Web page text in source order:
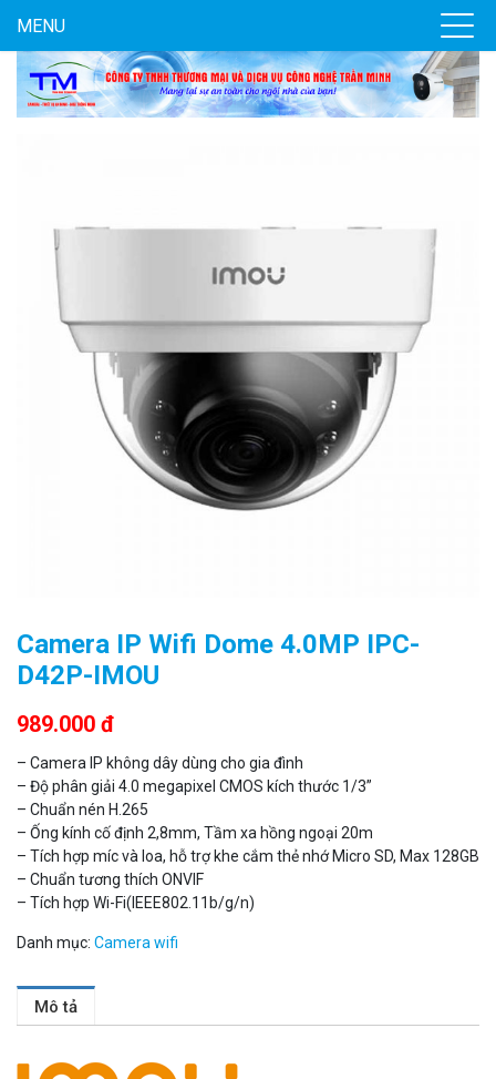
MENU
Camera IP Wifi Dome 4.0MP IPC-
D42P-IMOU
989.000 đ
– Camera IP không dây dùng cho gia đình
– Độ phân giải 4.0 megapixel CMOS kích thước 1/3”
– Chuẩn nén H.265
– Ống kính cố định 2,8mm, Tầm xa hồng ngoại 20m
– Tích hợp míc và loa, hỗ trợ khe cắm thẻ nhớ Micro SD, Max 128GB
– Chuẩn tương thích ONVIF
– Tích hợp Wi-Fi(IEEE802.11b/g/n)
Danh mục: Camera wifi
Mô tả
SSO100C
Liên hệ
MUA NGAY
Camera WiFi quay quét thông minh 2MP EZVIZ H8C